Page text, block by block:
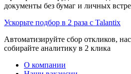
документы без бумаг и личных
Ускорьте подбор в 2 раза с Talantix
Автоматизируйте сбор откликов,
собирайте аналитику в 2 клика
О компании